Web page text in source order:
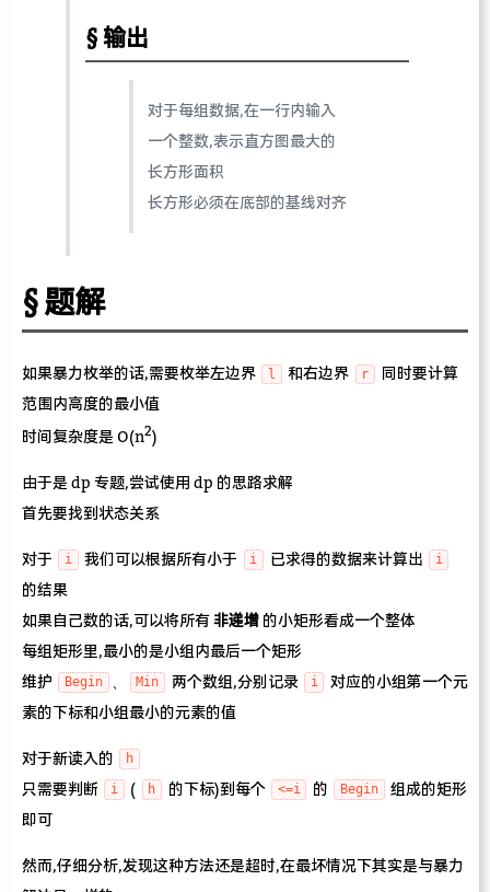
输出
对于每组数据,在一行内输入
一个整数,表示直方图最大的
长方形面积
长方形必须在底部的基线对齐
题解
如果暴力枚举的话,需要枚举左边界 l 和右边界 r
同时要计算
范围内高度的最小值
时间复杂度是 O(n2)
由于是 dp 专题,尝试使用 dp 的思路求解
首先要找到状态关系
对于 i 我们可以根据所有小于 i 已求得的数据来计算出 i
的结果
如果自己数的话,可以将所有非递增 的小矩形看成一个整体
每组矩形里,最小的是小组内最后一个矩形
维护
Begin Min 两个数组,分别记录 i
对应的小组第一个元
素的下标和小组最小的元素的值
对于新读入的 h
只需要判断 i ( h 的下标)到每个 <=i 的 Begin
组成的矩形
即可
然而,仔细分析,发现这种方法还是超时,在最坏情况下其实是与暴力